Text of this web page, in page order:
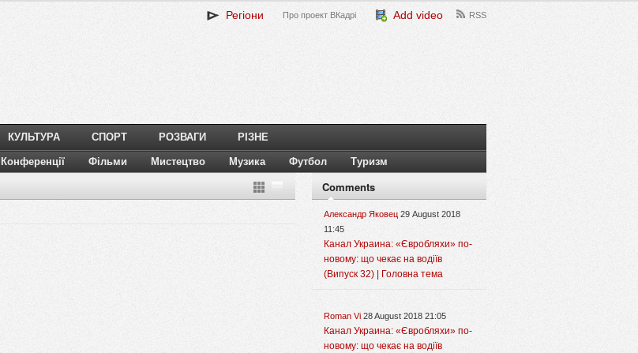
Регіони Про проект ВКадрі Add video RSS
КУЛЬТУРА СПОРТ РОЗВАГИ РІЗНЕ
Конференції Фільми Мистецтво Музика Футбол Туризм
Comments
Александр Яковец 29 August 2018
11:45
Канал Украина: «Євробляхи» по-
новому: що чекає на водіїв
(Випуск 32) | Головна тема
Roman Vi 28 August 2018 21:05
Канал Украина: «Євробляхи» по-
новому: що чекає на водіїв